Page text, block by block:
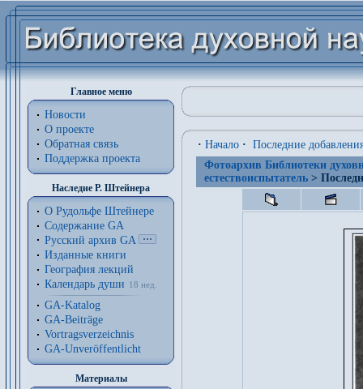
Главное меню
Новости
О проекте
Обратная связь
Поддержка проекта
Наследие Р. Штейнера
О Рудольфе Штейнере
Содержание GA
Русский архив GA
Изданные книги
География лекций
Календарь души
18 нед.
GA-Katalog
GA-Beiträge
Vortragsverzeichnis
GA-Unveröffentlicht
Материалы
· Начало · Последние
Фотоархив Библиотеки
естествоиспытатель >